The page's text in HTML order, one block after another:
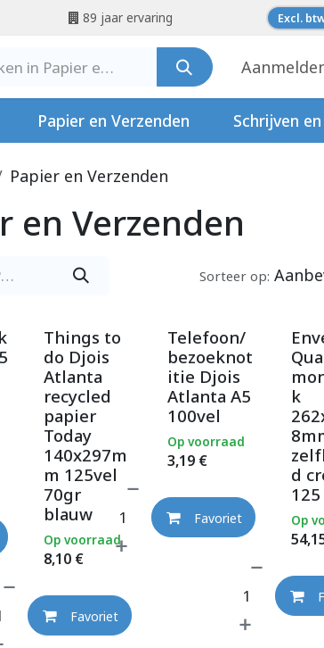
89 jaar ervaring Excl.
Papier en Verzenden Schrijven
Papier en Verzenden
en Verzenden
Sorteer op:
Things to
do Djois
Atlanta
recycled
papier
Today
140x297m
m 125vel
70gr
blauw
8,10€
Op voorraad
Favoriet
Telefoon/
bezoeknot
itie Djois
Atlanta A5
100vel
3,19€
Op voorraad
Favoriet
k
d
Op